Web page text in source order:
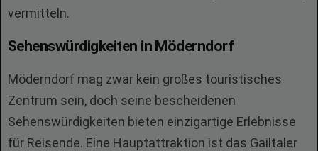
vermitteln.
Sehenswürdigkeiten in Möderndorf
Möderndorf mag zwar kein großes touristisches
Zentrum sein, doch seine bescheidenen
Sehenswürdigkeiten bieten einzigartige Erlebnisse
für Reisende. Eine Hauptattraktion ist das Gailtaler